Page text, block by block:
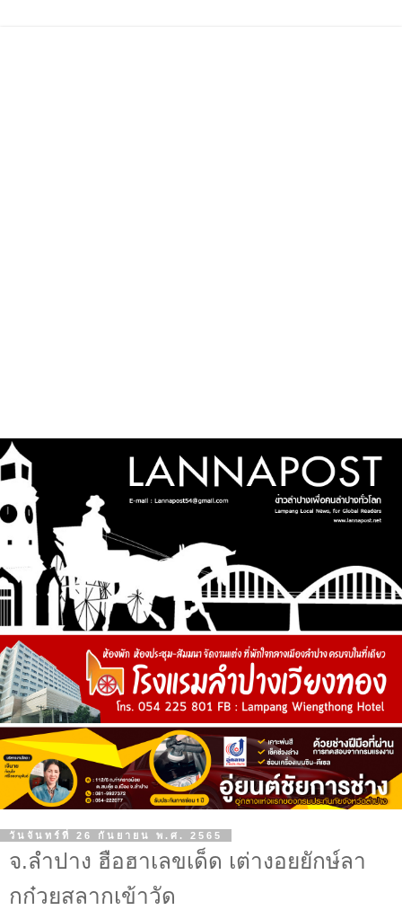
วันจันทร์ที่ 26 กันยายน พ.ศ. 2565
จ.ลำปาง ฮือฮาเลขเด็ด เต่างอยยักษ์ลา
กก๋วยสลากเข้าวัด